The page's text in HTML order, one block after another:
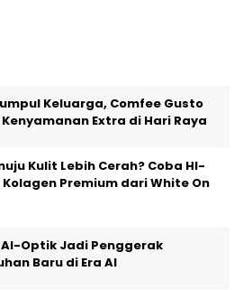
Keluarga, Comfee Gusto
Extra di Hari Raya
Kulit Lebih Cerah? Coba HI-
Kolagen Premium dari White On
Optik Jadi Penggerak
Baru di Era AI